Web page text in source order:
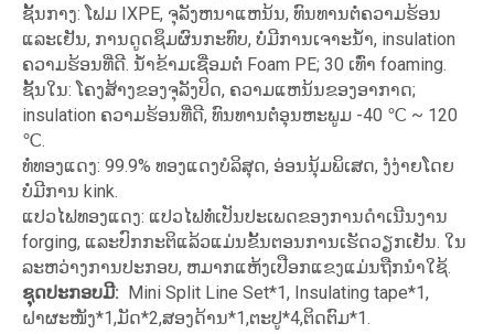
ຊັ້ນກາງ: ໂຟມ IXPE, ຈຸລັງຫນາແຫນ້ນ, ທົນທານຕໍ່ຄວາມຮ້ອນ
ແລະເຢັນ, ການດູດຊຶມຜົນກະທົບ, ບໍ່ມີການເຈາະນ້ໍາ, insulation
ຄວາມຮ້ອນທີ່ດີ. ນ້ໍາຂ້າມເຊື່ອມຕໍ່ Foam PE; 30 ເທົ່າ foaming.
ຊັ້ນໃນ: ໂຄງສ້າງຂອງຈຸລັງປິດ, ຄວາມແຫນ້ນຂອງອາກາດ;
insulation ຄວາມຮ້ອນທີ່ດີ, ທົນທານຕໍ່ອຸນຫະພູມ -40 ℃ ~ 120
℃.
ທໍ່ທອງແດງ: 99.9% ທອງແດງບໍລິສຸດ, ອ່ອນນຸ້ມພິເສດ, ງໍງ່າຍໂດຍ
ບໍ່ມີການ kink.
ແປວໄຟທອງແດງ: ແປວໄຟທໍ່ເປັນປະເພດຂອງການດໍາເນີນງານ
forging, ແລະປົກກະຕິແລ້ວແມ່ນຂັ້ນຕອນການເຮັດວຽກເຢັນ. ໃນ
ລະຫວ່າງການປະກອບ, ຫມາກແຫ້ງເປືອກແຂງແມ່ນຖືກນໍາໃຊ້.
ຊຸດປະກອບມີ: Mini Split Line Set*1, Insulating tape*1,
ຝາຜະໜັງ*1,ມັດ*2,ສອງດ້ານ*1,ຕະປູ*4,ຕິດຕົມ*1.